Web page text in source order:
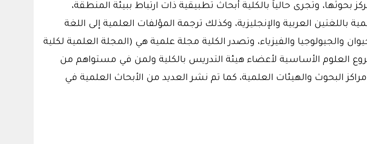
بحوثها، وتجرى حالياً بالكلية أبحاث تطبيقية ذات ارتباط ببيئة المنطقة،
العربية والإنجليزية، وكذلك ترجمة المؤلفات العلمية إلى اللغة
والجيولوجيا والفيزياء، وتصدر الكلية مجلة علمية هي (المجلة العلمية لكلية
العلوم الأساسية لأعضاء هيئة التدريس بالكلية ولمن في مستواهم من
البحوث والهيئات العلمية، كما تم نشر العديد من الأبحاث العلمية في